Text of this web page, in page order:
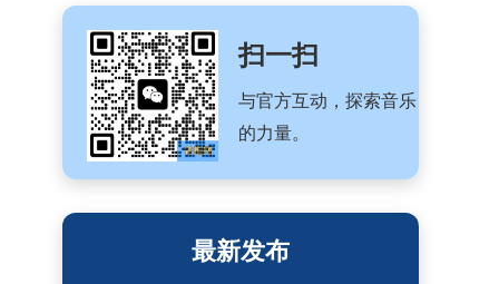
扫一扫
与官方互动，探索音乐
的力量。
最新发布